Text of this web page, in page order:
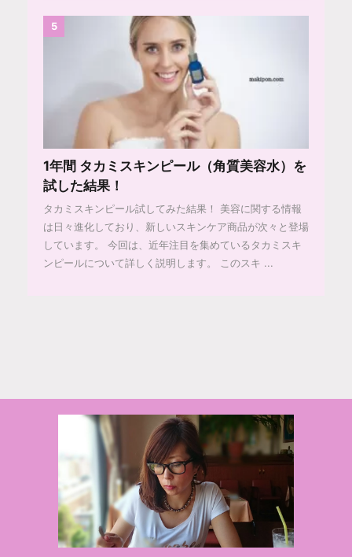
5
1年間 タカミスキンピール（角質美容水）を
試した結果！
タカミスキンピール試してみた結果！ 美容に関する情報
は日々進化しており、新しいスキンケア商品が次々と登場
しています。 今回は、近年注目を集めているタカミスキ
ンピールについて詳しく説明します。 このスキ ...